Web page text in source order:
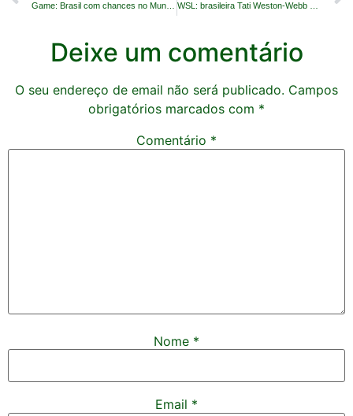
Deixe um comentário
O seu endereço de email não será publicado. Campos
obrigatórios marcados com *
Comentário *
Nome *
Email *